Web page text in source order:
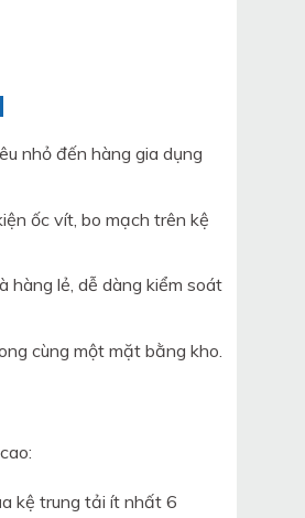
nhỏ đến hàng gia dụng
ốc vít, bo mạch trên kệ
lẻ, dễ dàng kiểm soát
cùng một mặt bằng kho.
kệ trung tải ít nhất 6